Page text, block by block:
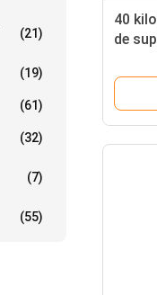
(21)
(19)
(61)
(32)
(7)
(55)
40
de